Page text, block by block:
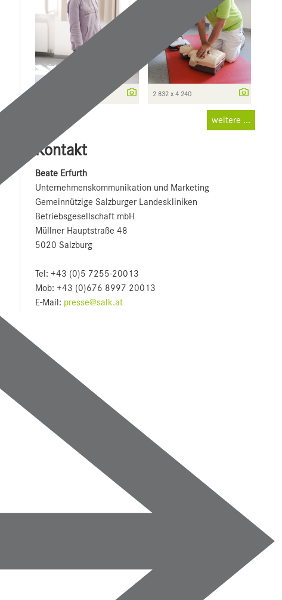
2 832 x 4 240
weitere ...
Kontakt
Beate Erfurth
Unternehmens­kommunikation und Marketing
Gemeinnützige Salzburger Landeskliniken
Betriebsgesellschaft mbH
Müllner Hauptstraße 48
5020 Salzburg
Tel: +43 (0)5 7255-20013
Mob: +43 (0)676 8997 20013
E-Mail: presse@salk.at